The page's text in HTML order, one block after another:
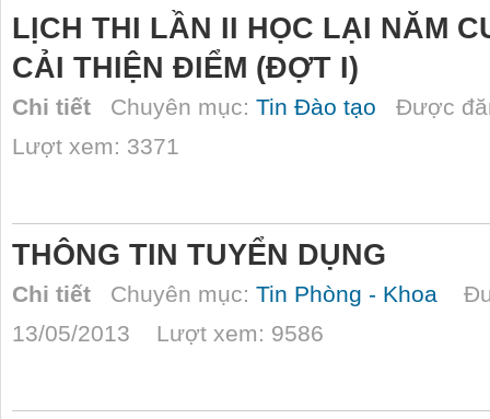
LỊCH THI LẦN II HỌC LẠI NĂM
CẢI THIỆN ĐIỂM (ĐỢT I)
Chi tiết Chuyên mục: Tin Đào tạo Được
Lượt xem: 3371
THÔNG TIN TUYỂN DỤNG
Chi tiết Chuyên mục: Tin Phòng - Khoa
13/05/2013 Lượt xem: 9586